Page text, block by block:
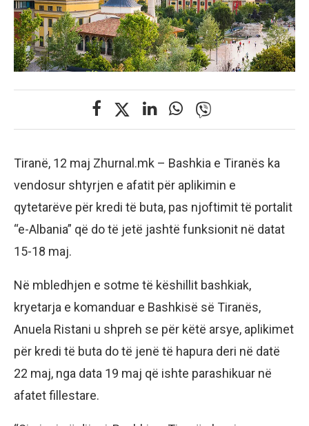
Tiranë, 12 maj Zhurnal.mk – Bashkia e Tiranës ka
vendosur shtyrjen e afatit për aplikimin e
qytetarëve për kredi të buta, pas njoftimit të portalit
“e-Albania” që do të jetë jashtë funksionit në datat
15-18 maj.
Në mbledhjen e sotme të këshillit bashkiak,
kryetarja e komanduar e Bashkisë së Tiranës,
Anuela Ristani u shpreh se për këtë arsye, aplikimet
për kredi të buta do të jenë të hapura deri në datë
22 maj, nga data 19 maj që ishte parashikuar në
afatet fillestare.